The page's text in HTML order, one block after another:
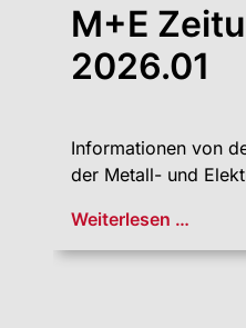
M+E
2026.01
Informationen von
der Metall- und
Weiterlesen …